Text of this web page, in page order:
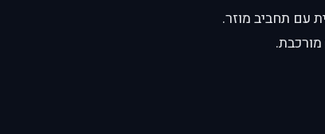
עם תחביב מוזר.